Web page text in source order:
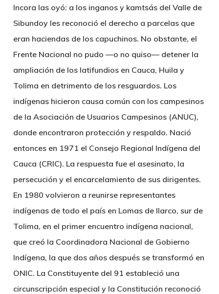
Incora las oyó: a los inganos y kamtsás del Valle de
Sibundoy les reconoció el derecho a parcelas que
eran haciendas de los capuchinos. No obstante, el
Frente Nacional no pudo —o no quiso— detener la
ampliación de los latifundios en Cauca, Huila y
Tolima en detrimento de los resguardos. Los
indígenas hicieron causa común con los campesinos
de la Asociación de Usuarios Campesinos (ANUC),
donde encontraron protección y respaldo. Nació
entonces en 1971 el Consejo Regional Indígena del
Cauca (CRIC). La respuesta fue el asesinato, la
persecución y el encarcelamiento de sus dirigentes.
En 1980 volvieron a reunirse representantes
indígenas de todo el país en Lomas de Ilarco, sur de
Tolima, en el primer encuentro indígena nacional,
que creó la Coordinadora Nacional de Gobierno
Indígena, la que dos años después se transformó en
ONIC. La Constituyente del 91 estableció una
circunscripción especial y la Constitución reconoció